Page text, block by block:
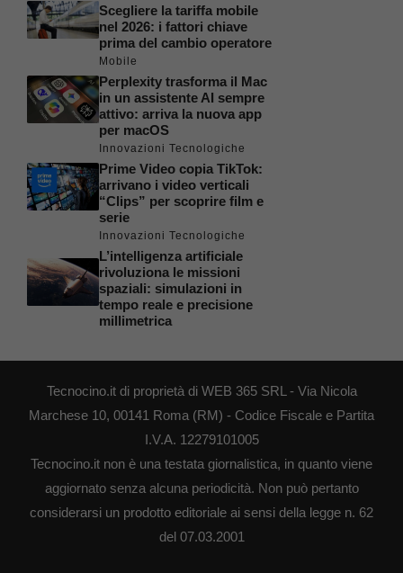
Scegliere la tariffa mobile
nel 2026: i fattori chiave
prima del cambio operatore
Mobile
Perplexity trasforma il Mac
in un assistente AI sempre
attivo: arriva la nuova app
per macOS
Innovazioni Tecnologiche
Prime Video copia TikTok:
arrivano i video verticali
“Clips” per scoprire film e
serie
Innovazioni Tecnologiche
L’intelligenza artificiale
rivoluziona le missioni
spaziali: simulazioni in
tempo reale e precisione
millimetrica
Tecnocino.it di proprietà di WEB 365 SRL - Via Nicola
Marchese 10, 00141 Roma (RM) - Codice Fiscale e Partita
I.V.A. 12279101005
Tecnocino.it non è una testata giornalistica, in quanto viene
aggiornato senza alcuna periodicità. Non può pertanto
considerarsi un prodotto editoriale ai sensi della legge n. 62
del 07.03.2001